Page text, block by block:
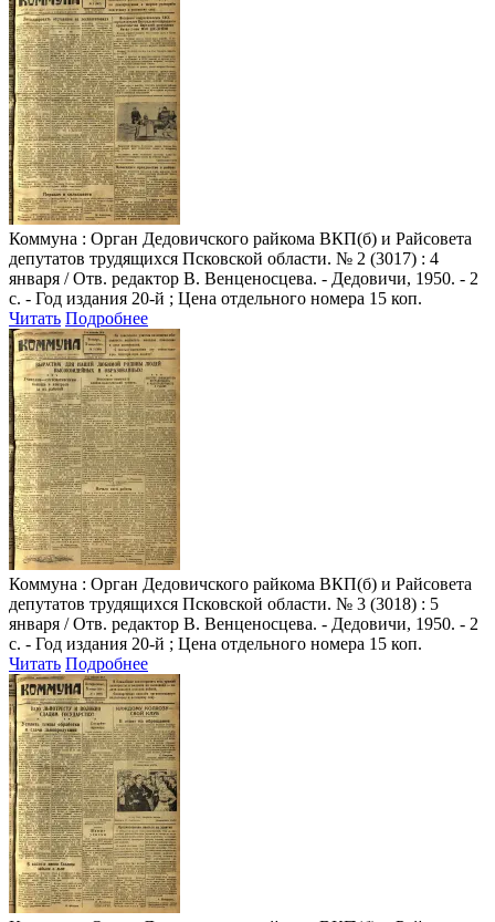
Коммуна : Орган Дедовичского райкома ВКП(б) и Райсовета
депутатов трудящихся Псковской области. № 2 (3017) : 4
января / Отв. редактор В. Венценосцева. - Дедовичи, 1950. - 2
с. - Год издания 20-й ; Цена отдельного номера 15 коп.
Читать Подробнее
Коммуна : Орган Дедовичского райкома ВКП(б) и Райсовета
депутатов трудящихся Псковской области. № 3 (3018) : 5
января / Отв. редактор В. Венценосцева. - Дедовичи, 1950. - 2
с. - Год издания 20-й ; Цена отдельного номера 15 коп.
Читать Подробнее